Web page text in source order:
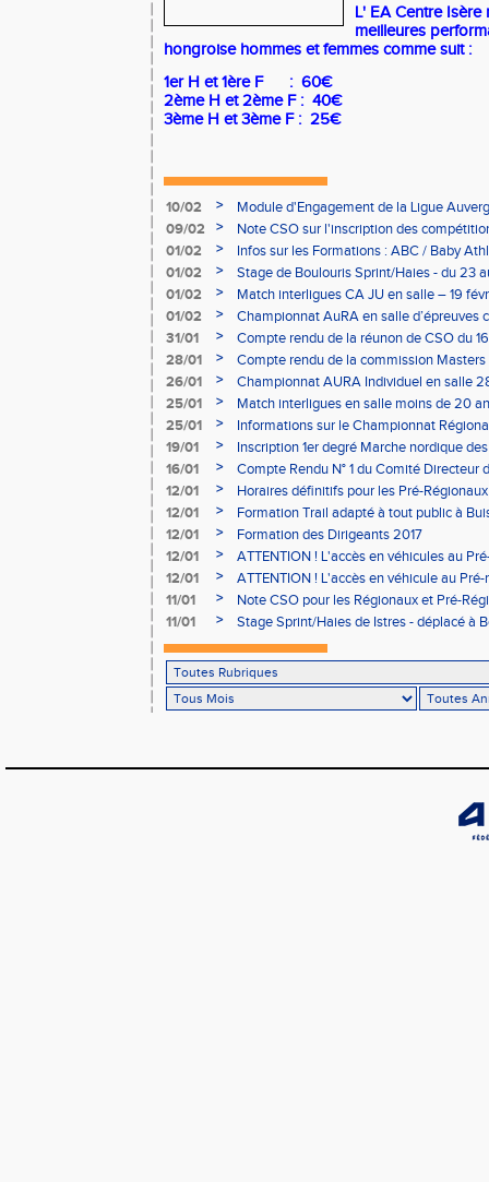
L' EA Centre
meilleures
hongroise hommes et femmes comme suit :
1er H et 1ère F : 60€
2ème H et 2ème F : 40€
3ème H et 3ème F : 25€
10/02 >
Module d'Engagement de la Ligue
09/02
>
Note CSO sur l'inscription des
01/02
>
Infos sur les Formations : ABC / Baby
01/02
>
Stage de Boulouris Sprint/Haies - du 23
01/02
>
Match interligues CA JU en salle – 19
01/02
>
Championnat AuRA en salle d’épreuves
- le 12 février
31/01 >
Compte rendu de la réunon de CSO du
28/01
>
Compte rendu de la commission
à Bourgoin
26/01 >
Championnat AURA Individuel en salle
25/01
>
Match interligues en salle moins de 20
25/01
>
Informations sur le Championnat
05/02
19/01 >
Inscription 1er degré Marche nordique
03/02 (sous condition)
16/01 >
Compte Rendu N° 1 du Comité Directeur
12/01
>
Horaires définitifs pour les Pré-
Aubière
12/01 >
Formation Trail adapté à tout public à
12/01
>
Formation des Dirigeants 2017
12/01
>
ATTENTION ! L'accès en véhicules au
Bains sera réglementé
12/01 >
ATTENTION ! L'accès en véhicule au
Bains sera réglementé
11/01 >
Note CSO pour les Régionaux et Pré-
11/01
> Stage Sprint/Haies de Istres - déplacé à